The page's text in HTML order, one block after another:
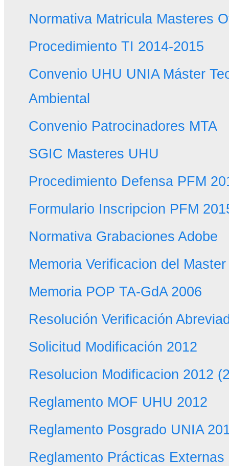
Normativa Matricula Masteres
Procedimiento TI 2014-2015
Convenio UHU UNIA Máster
Ambiental
Convenio Patrocinadores MTA
SGIC Masteres UHU
Procedimiento Defensa PFM
Formulario Inscripcion PFM
Normativa Grabaciones Adobe
Memoria Verificacion del
Memoria POP TA-GdA 2006
Resolución Verificación
Solicitud Modificación 2012
Resolucion Modificacion 2012
Reglamento MOF UHU 2012
Reglamento Posgrado UNIA
Reglamento Prácticas